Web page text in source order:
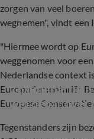
zorgen van veel
wegnemen", vindt een
"Hiermee wordt op
weggenomen voor
Nederlandse context
Europarlementariër
Europese
Coalitiepartijen
wel debat over
Tegenstanders zijn